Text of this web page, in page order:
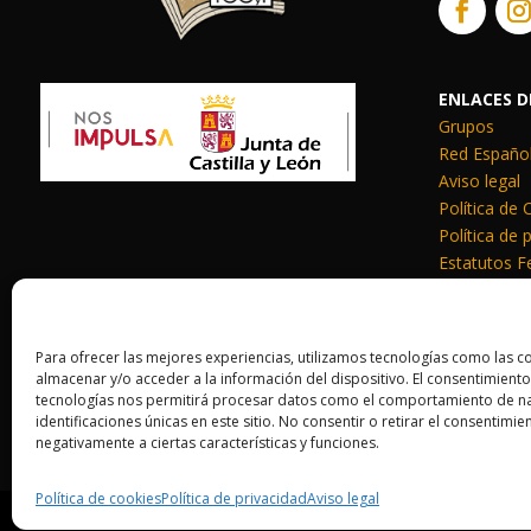
Para ofrecer las mejores experiencias, utilizamos tecnologías como las
almacenar y/o acceder a la información del dispositivo. El
tecnologías nos permitirá procesar datos como el comportamiento de
identificaciones únicas en este sitio. No consentir o retirar el
negativamente a ciertas características y funciones.
Política de cookiesPolítica de privacidadAviso legal
ENLACES
Grupos
Red
Aviso legal
Política de
Política de
Estatutos
AGRADECIMIENTOS POR